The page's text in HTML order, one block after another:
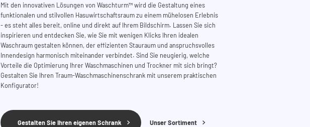
Mit den innovativen Lösungen von Waschturm™wird die Gestaltung eines
funktionalen und stilvollen Hasuwirtschaftsraum zu einem mühelosen Erlebnis
- es steht alles bereit, online und direkt auf Ihrem Bildschirm. Lassen Sie sich
inspirieren und entdecken Sie, wie Sie mit wenigen Klicks Ihren idealen
Waschraum gestalten können, der effizienten Stauraum und anspruchsvolles
Innendesign harmonisch miteinander verbindet. Sind Sie neugierig, welche
Vorteile die Optimierung Ihrer Waschmaschinen und Trockner mit sich bringt?
Gestalten Sie Ihren Traum-Waschmaschinenschrank mit unserem praktischen
Konfigurator!
Gestalten Sie Ihren eigenen Schrank Unser Sortiment